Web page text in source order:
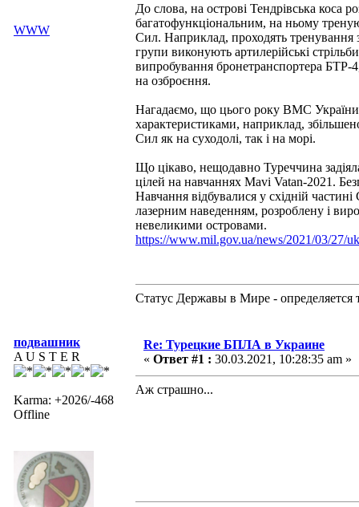
WWW
До слова, на острові Тендрівська коса
багатофункціональним, на ньому
Сил. Наприклад, проходять тренування
групи виконують артилерійські
випробування бронетранспортера БТР-
на озброєння.
Нагадаємо, що цього року ВМС України
характеристиками, наприклад,
Сил як на суходолі, так і на морі.
Що цікаво, нещодавно Туреччина
цілей на навчаннях Mavi Vatan-2021.
Навчання відбувалися у східній
лазерним наведенням, розроблену і
невеликими островами.
https://www.mil.gov.ua/news/2021/03/27/
Статус Державы в Мире - определяется
подвашник
A U S T E R
Karma: +2026/-468
Offline
Re: Турецкие БПЛА в Украине
« Ответ #1 : 30.03.2021, 10:28:35 am »
Аж страшно...